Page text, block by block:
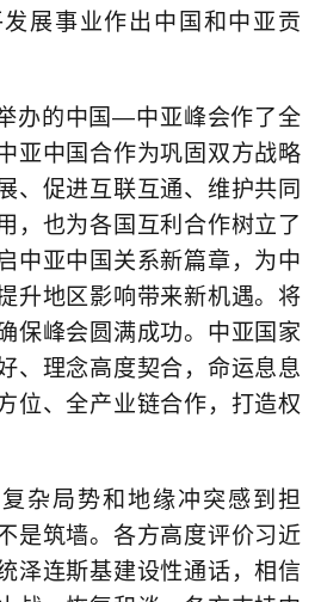
展事业作出中国和中亚贡
办的中国—中亚峰会作了全
亚中国合作为巩固双方战略
、促进互联互通、维护共同
，也为各国互利合作树立了
中亚中国关系新篇章，为中
升地区影响带来新机遇。将
保峰会圆满成功。中亚国家
、理念高度契合，命运息息
位、全产业链合作，打造权
杂局势和地缘冲突感到担
是筑墙。各方高度评价习近
泽连斯基建设性通话，相信